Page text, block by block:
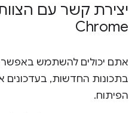
יצירת קשר עם
Chrome
אתם יכולים להשתמש
בתכונות החדשות, בעדכונים
הפיתוח.